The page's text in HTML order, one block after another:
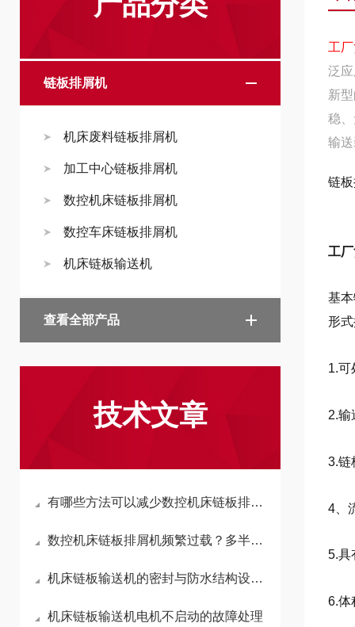
链板排屑机
机床废料链板排屑机
加工中心链板排屑机
数控机床链板排屑机
数控车床链板排屑机
机床链板输送机
查看全部产品
技术文章
有哪些方法可以减少数控机床链板排屑机链条的磨损？
数控机床链板排屑机频繁过载？多半是链板节距选错了
机床链板输送机的密封与防水结构设计原理
机床链板输送机电机不启动的故障处理
工
泛
新
稳
输
链
工
基
形
1.可
2.输
3.链
4、
5.具
6.体